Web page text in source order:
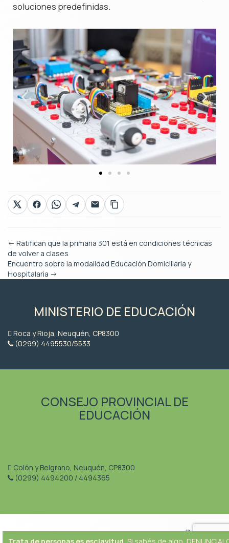
soluciones predefinidas.
← Ratifican que la primaria 301 está en condiciones técnicas
de volver a clases
Encuentro sobre la modalidad Educación Domiciliaria y
Hospitalaria →
MINISTERIO DE EDUCACIÓN
Roca y Rioja, Neuquén, CP8300
(0299) 4495530/5533
CONSEJO PROVINCIAL DE
EDUCACIÓN
Colón y Belgrano, Neuquén, CP8300
(0299) 4494200 / 4494365